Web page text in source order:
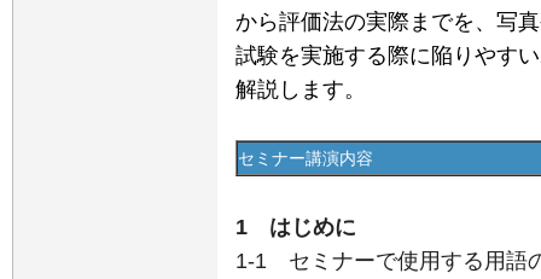
から評価法の実際までを、写
試験を実施する際に陥りやす
解説します。
セミナー講演内容
1 はじめに
1-1 セミナーで使用する用語